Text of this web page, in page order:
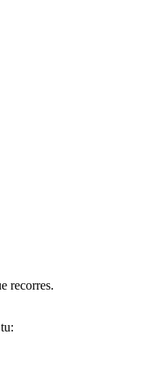
recorres.